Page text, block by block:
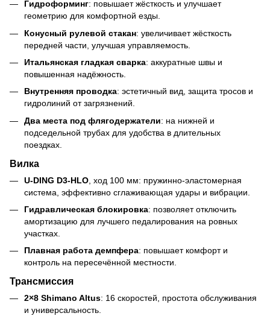
Гидроформинг: повышает жёсткость и улучшает
геометрию для комфортной езды.
Конусный рулевой стакан: увеличивает жёсткость
передней части улучшая управляемость.
Итальянская гладкая сварка: аккуратные швы и
повышенная надёжность.
Внутренняя проводка: эстетичный вид, защита тросов и
гидролиний от загрязнений.
Два места под флягодержатели: на нижней и
подседельной трубах для удобства в длительных
поездках.
Вилка
U-DING D3-HLO , ход 100 мм: пружинно-эластомерная
система, эффективно сглаживающая удары и вибрации.
Гидравлическая блокировка: позволяет отключить
амортизацию для лучшего педалирования на ровных
участках.
Плавная работа демпфера: повышает комфорт и
контроль на пересечённой местности.
Трансмиссия
2×8 Shimano Altus: 16 скоростей, простота обслуживания
и универсальность.